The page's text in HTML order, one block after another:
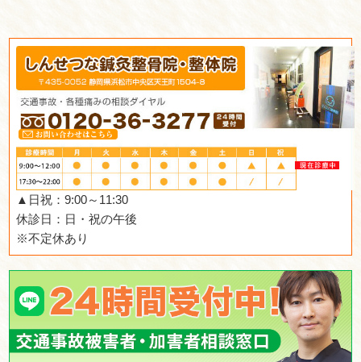
にほんブログ村 人気ブログランキ
| コメントはまだありません